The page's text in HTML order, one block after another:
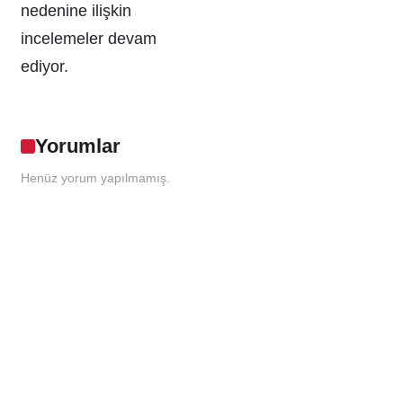
nedenine ilişkin
incelemeler devam
ediyor.
Yorumlar
Henüz yorum yapılmamış.